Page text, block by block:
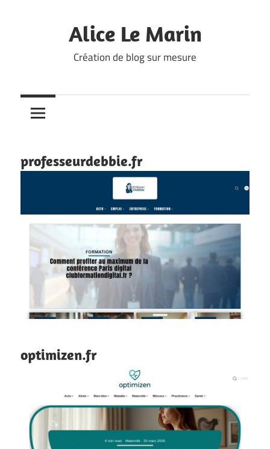
Alice Le Marin
Création de blog sur mesure
professeurdebbie.fr
optimizen.fr